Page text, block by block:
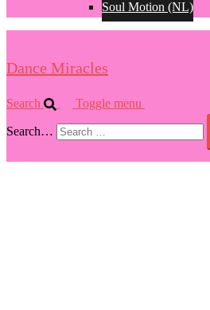
Soul Motion (NL)
Dance Miracles
Search Toggle menu
Search…